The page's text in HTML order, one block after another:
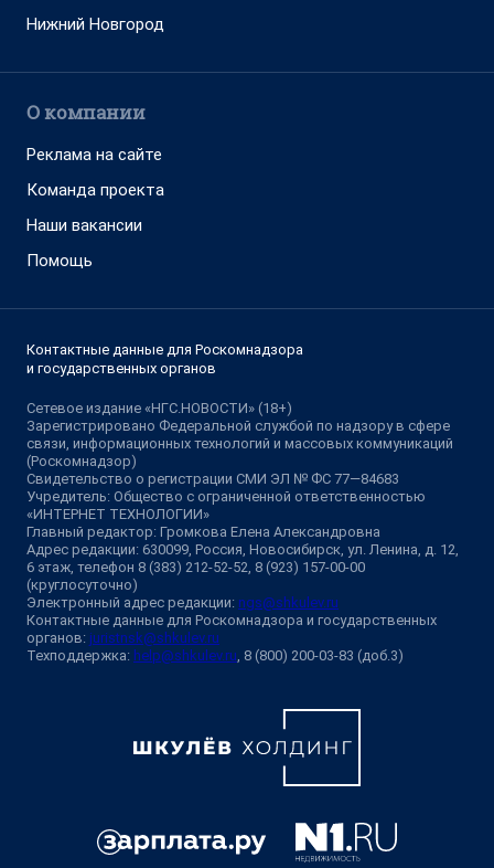
Нижний Новгород
О компании
Реклама на сайте
Команда проекта
Наши вакансии
Помощь
Контактные данные для Роскомнадзора
и государственных органов
Сетевое издание «НГС.НОВОСТИ» (18+)
Зарегистрировано Федеральной службой по надзору в сфере
связи, информационных технологий и массовых коммуникаций
(Роскомнадзор)
Свидетельство о регистрации СМИ ЭЛ № ФС 77—84683
Учредитель: Общество с ограниченной ответственностью
«ИНТЕРНЕТ ТЕХНОЛОГИИ»
Главный редактор: Громкова Елена Александровна
Адрес редакции: 630099, Россия, Новосибирск, ул. Ленина, д. 12,
6 этаж, телефон 8 (383) 212-52-52, 8 (923) 157-00-00
(круглосуточно)
Электронный адрес редакции: ngs@shkulev.ru
Контактные данные для Роскомнадзора и государственных
органов: juristnsk@shkulev.ru
Техподдержка: help@shkulev.ru, 8 (800) 200-03-83 (доб.3)